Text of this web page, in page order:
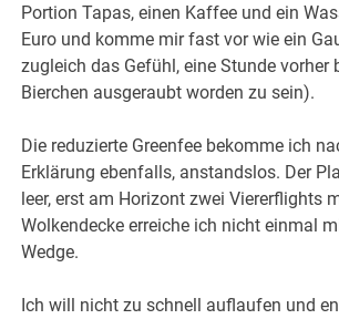
Portion Tapas, einen Kaffee und ein
Euro und komme mir fast vor wie ein
zugleich das Gefühl, eine Stunde vorher
Bierchen ausgeraubt worden zu sein).
Die reduzierte Greenfee bekomme ich
Erklärung ebenfalls, anstandslos. Der
leer, erst am Horizont zwei Viererflights
Wolkendecke erreiche ich nicht einmal
Wedge.
Ich will nicht zu schnell auflaufen und